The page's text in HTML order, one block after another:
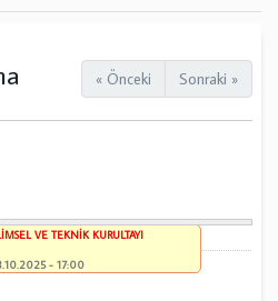
« Önceki Sonraki »
VE TEKNİK KURULTAYI
- 17:00